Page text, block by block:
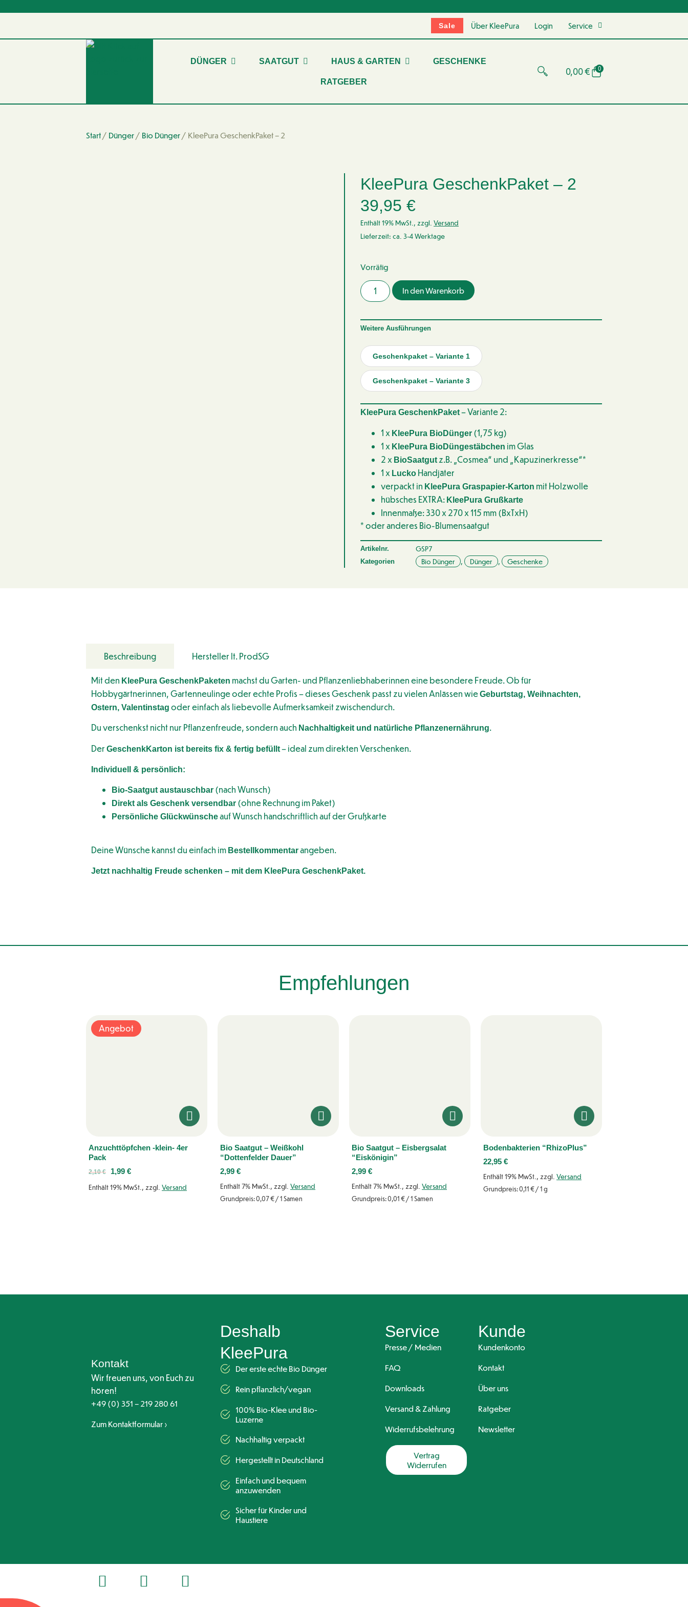
Sale Über KleePura Login Service
DÜNGER SAATGUT HAUS & GARTEN GESCHENKE
RATGEBER
0,00€ 0
Start / Dünger / Bio Dünger / KleePura GeschenkPaket – 2
KleePura GeschenkPaket – 2
39,95 €
Enthält 19% MwSt., zzgl. Versand
Lieferzeit: ca. 3-4 Werktage
Vorrätig
In den Warenkorb
Weitere Ausführungen
Geschenkpaket – Variante 1
Geschenkpaket – Variante 3
KleePura GeschenkPaket– Variante 2:
1 x KleePura BioDünger (1,75 kg)
1 x KleePura BioDüngestäbchen im Glas
2 x BioSaatgut z.B. „Cosmea“ und „Kapuzinerkresse“*
1 x Lucko Handjäter
verpackt in KleePura Graspapier-Karton mit Holzwolle
hübsches EXTRA: KleePura Grußkarte
Innenmaße: 330 x 270 x 115 mm (BxTxH)
* oder anderes Bio-Blumensaatgut
Artikelnr. GSP7
Kategorien Bio Dünger , Dünger , Geschenke
Beschreibung Hersteller lt. ProdSG
Mit den KleePura GeschenkPaketen machst du Garten- und Pflanzenliebhaberinnen eine besondere Freude. Ob für
Hobbygärtnerinnen, Gartenneulinge oder echte Profis – dieses Geschenk passt zu vielen Anlässen wieGeburtstag, Weihnachten,
Ostern, Valentinstag oder einfach als liebevolle Aufmerksamkeit zwischendurch.
Du verschenkst nicht nur Pflanzenfreude, sondern auch Nachhaltigkeit und natürliche Pflanzenernährung.
Der GeschenkKarton ist bereits fix & fertig befüllt– ideal zum direkten Verschenken.
Individuell & persönlich:
Bio-Saatgut austauschbar (nach Wunsch)
Direkt als Geschenk versendbar (ohne Rechnung im Paket)
Persönliche Glückwünscheauf Wunsch handschriftlich auf der Grußkarte
Deine Wünsche kannst du einfach im Bestellkommentarangeben.
Jetzt nachhaltig Freude schenken – mit dem KleePura GeschenkPaket.
Empfehlungen
Angebot
Anzuchttöpfchen -klein- 4er
Pack
2,10€ 1,99 €
Enthält 19% MwSt., zzgl. Versand
Bio Saatgut – Weißkohl
“Dottenfelder Dauer”
2,99 €
Enthält 7% MwSt., zzgl. Versand
Grundpreis:0,07€/ 1 Samen
Bio Saatgut – Eisbergsalat
“Eiskönigin”
2,99 €
Enthält 7% MwSt., zzgl. Versand
Grundpreis:0,01€/ 1 Samen
Bodenbakterien “RhizoPlus”
22,95 €
Enthält 19% MwSt., zzgl. Versand
Grundpreis:0,11€/ 1 g
Kontakt
Wir freuen uns, von Euch zu
hören!
+49 (0) 351 – 219 280 61
Zum Kontaktformular ›
Deshalb
KleePura
Der erste echte Bio Dünger
Rein pflanzlich/vegan
100% Bio-Klee und Bio-
Luzerne
Nachhaltig verpackt
Hergestellt in Deutschland
Einfach und bequem
anzuwenden
Sicher für Kinder und
Haustiere
Service
Presse / Medien
FAQ
Downloads
Versand & Zahlung
Widerrufsbelehrung
Vertrag
Widerrufen
Kunde
Kundenkonto
Kontakt
Über uns
Ratgeber
Newsletter